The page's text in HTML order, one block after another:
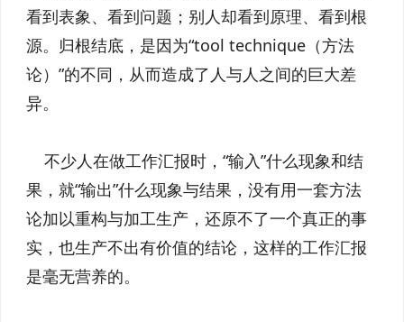
看到表象、看到问题；别人却看到原理、看到根
源。归根结底，是因为“tool technique（方法
论）”的不同，从而造成了人与人之间的巨大差
异。
不少人在做工作汇报时，“输入”什么现象和结
果，就“输出”什么现象与结果，没有用一套方法
论加以重构与加工生产，还原不了一个真正的事
实，也生产不出有价值的结论，这样的工作汇报
是毫无营养的。